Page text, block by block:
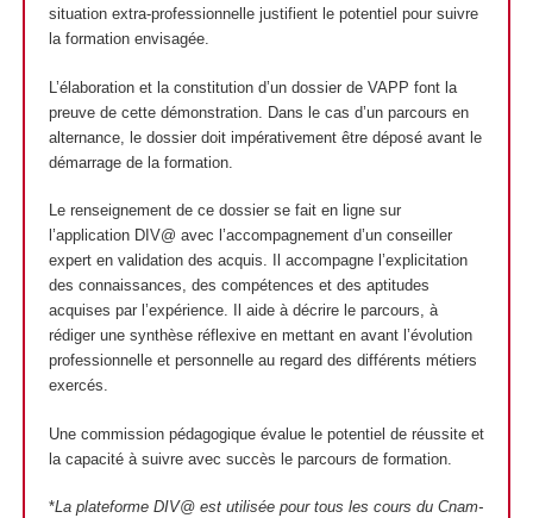
situation extra-professionnelle justifient le potentiel pour suivre
la formation envisagée.
L’élaboration et la constitution d’un dossier de VAPP font la
preuve de cette démonstration. Dans le cas d’un parcours en
alternance, le dossier doit impérativement être déposé avant le
démarrage de la formation.
Le renseignement de ce dossier se fait en ligne sur
l’application DIV@ avec l’accompagnement d’un conseiller
expert en validation des acquis. Il accompagne l’explicitation
des connaissances, des compétences et des aptitudes
acquises par l’expérience. Il aide à décrire le parcours, à
rédiger une synthèse réflexive en mettant en avant l’évolution
professionnelle et personnelle au regard des différents métiers
exercés.
Une commission pédagogique évalue le potentiel de réussite et
la capacité à suivre avec succès le parcours de formation.
*La plateforme DIV@ est utilisée pour tous les cours du Cnam-